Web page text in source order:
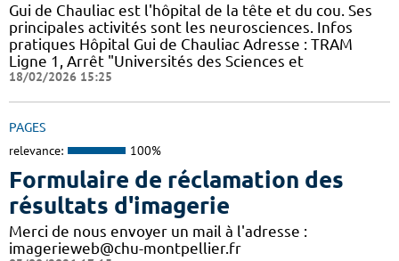
Gui de Chauliac est l'hôpital de la tête et du cou. Ses
principales activités sont les neurosciences. Infos
pratiques Hôpital Gui de Chauliac Adresse : TRAM
Ligne 1, Arrêt "Universités des Sciences et
18/02/2026 15:25
PAGES
relevance: 100%
Formulaire de réclamation des
résultats d'imagerie
Merci de nous envoyer un mail à l'adresse :
imagerieweb@chu-montpellier.fr